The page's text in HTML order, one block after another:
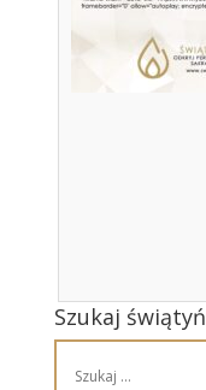
Szukaj świątyń